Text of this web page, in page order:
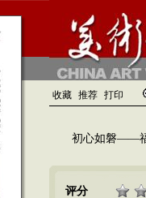
收藏 推荐 打印
初心如磐——福
评分